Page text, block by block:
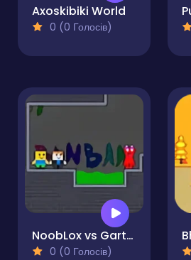
Axoskibiki World
0 (0 Голосів)
NoobLox vs Garten 2 Player
0 (0 Голосів)